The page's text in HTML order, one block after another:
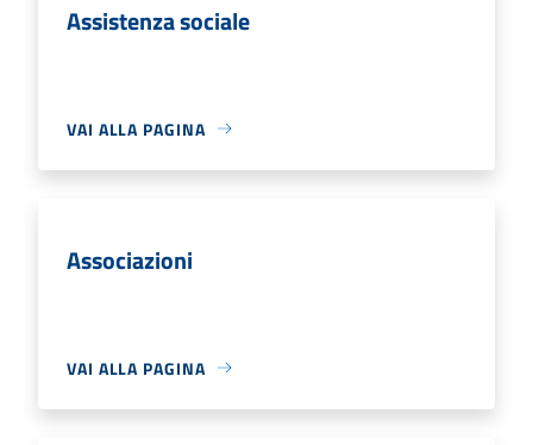
Assistenza sociale
VAI ALLA PAGINA
Associazioni
VAI ALLA PAGINA